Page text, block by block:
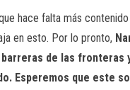
hace falta más
en esto. Por lo pronto,
de las fronteras
Esperemos que este